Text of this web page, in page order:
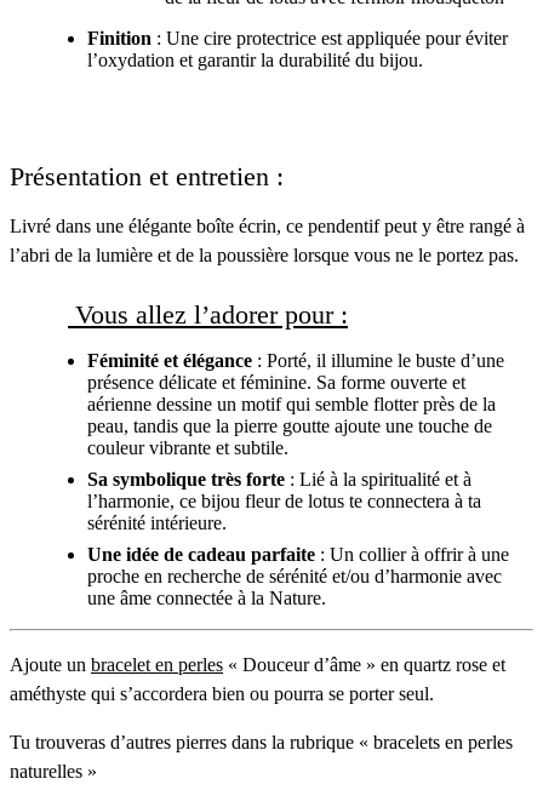
Finition : Une cire protectrice est appliquée pour éviter
l’oxydation et garantir la durabilité du bijou.
Présentation et entretien :
Livré dans une élégante boîte écrin, ce pendentif peut y être rangé à
l’abri de la lumière et de la poussière lorsque vous ne le portez pas.
Vous allez l’adorer pour :
Féminité et élégance : Porté, il illumine le buste d’une
présence délicate et féminine. Sa forme ouverte et
aérienne dessine un motif qui semble flotter près de la
peau, tandis que la pierre goutte ajoute une touche de
couleur vibrante et subtile.
Sa symbolique très forte : Lié à la spiritualité et à
l’harmonie, ce bijou fleur de lotus te connectera à ta
sérénité intérieure.
Une idée de cadeau parfaite : Un collier à offrir à une
proche en recherche de sérénité et/ou d’harmonie avec
une âme connectée à la Nature.
Ajoute un bracelet en perles « Douceur d’âme » en quartz rose et
améthyste qui s’accordera bien ou pourra se porter seul.
Tu trouveras d’autres pierres dans la rubrique « bracelets en perles
naturelles »